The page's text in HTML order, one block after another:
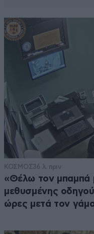
ΚΟΣΜΟΣ36 λ. πριν
«Θέλω τον μπαμπά
μεθυσμένης
ώρες μετά τον